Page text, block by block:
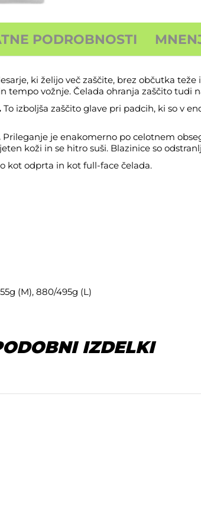
PODROBNOSTI
ki želijo več zaščite, brez občutka
vožnje. Čelada ohranja zaščito tudi
To izboljša zaščito glave pri padcih, ki so v
Prileganje je enakomerno po celotnem
koži in se hitro suši. Blazinice so
kot odprta in kot full-face čelada.
(M), 880/495g (L)
IZDELKI